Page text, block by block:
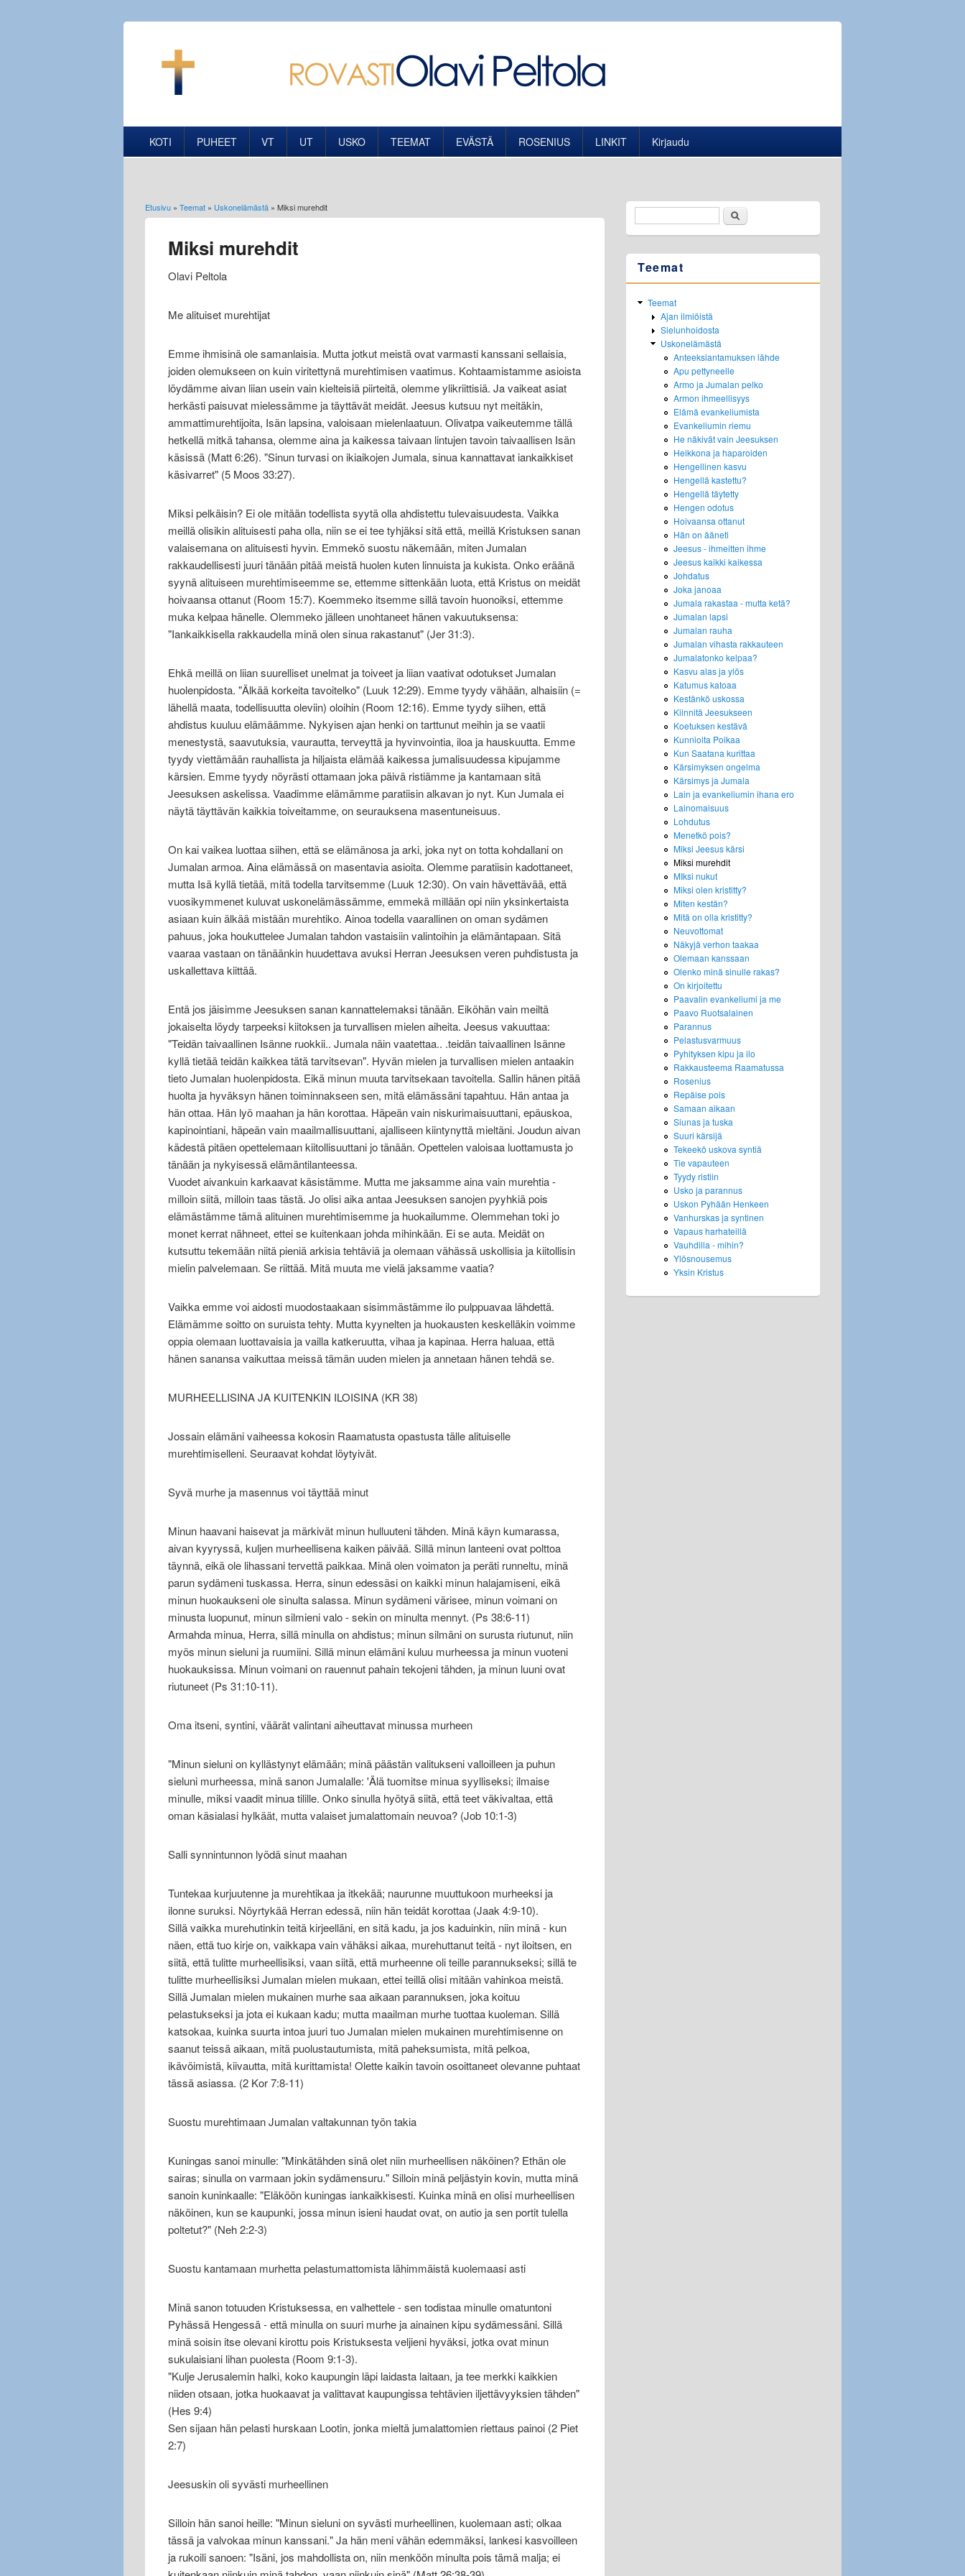
KOTI PUHEET VT UT USKO TEEMAT EVÄSTÄ ROSENIUS LINKIT Kirjaudu
Olet täällä
Etusivu » Teemat » Uskonelämästä » Miksi murehdit
Miksi murehdit
Olavi Peltola
Me alituiset murehtijat
Emme ihmisinä ole samanlaisia. Mutta jotkut meistä ovat varmasti kanssani sellaisia,
joiden olemukseen on kuin viritettynä murehtimisen vaatimus. Kohtaamistamme asioista
löydämme aivan liian usein vain kielteisiä piirteitä, olemme ylikriittisiä. Ja vaikeat asiat
herkästi paisuvat mielessämme ja täyttävät meidät. Jeesus kutsuu nyt meitäkin,
ammattimurehtijoita, Isän lapsina, valoisaan mielenlaatuun. Olivatpa vaikeutemme tällä
hetkellä mitkä tahansa, olemme aina ja kaikessa taivaan lintujen tavoin taivaallisen Isän
käsissä (Matt 6:26). "Sinun turvasi on ikiaikojen Jumala, sinua kannattavat iankaikkiset
käsivarret" (5 Moos 33:27).
Miksi pelkäisin? Ei ole mitään todellista syytä olla ahdistettu tulevaisuudesta. Vaikka
meillä olisikin alituisesti paha olla, niin se ei tee tyhjäksi sitä että, meillä Kristuksen sanan
valaisemana on alituisesti hyvin. Emmekö suostu näkemään, miten Jumalan
rakkaudellisesti juuri tänään pitää meistä huolen kuten linnuista ja kukista. Onko eräänä
syynä alituiseen murehtimiseemme se, ettemme sittenkään luota, että Kristus on meidät
hoivaansa ottanut (Room 15:7). Koemmeko itsemme sillä tavoin huonoiksi, ettemme
muka kelpaa hänelle. Olemmeko jälleen unohtaneet hänen vakuutuksensa:
"Iankaikkisella rakkaudella minä olen sinua rakastanut" (Jer 31:3).
Ehkä meillä on liian suurelliset unelmat ja toiveet ja liian vaativat odotukset Jumalan
huolenpidosta. "Älkää korkeita tavoitelko" (Luuk 12:29). Emme tyydy vähään, alhaisiin (=
lähellä maata, todellisuutta oleviin) oloihin (Room 12:16). Emme tyydy siihen, että
ahdistus kuuluu elämäämme. Nykyisen ajan henki on tarttunut meihin ja se vaatii
menestystä, saavutuksia, vaurautta, terveyttä ja hyvinvointia, iloa ja hauskuutta. Emme
tyydy viettämään rauhallista ja hiljaista elämää kaikessa jumalisuudessa kipujamme
kärsien. Emme tyydy nöyrästi ottamaan joka päivä ristiämme ja kantamaan sitä
Jeesuksen askelissa. Vaadimme elämämme paratiisin alkavan jo nyt. Kun Jumala ei
näytä täyttävän kaikkia toiveitamme, on seurauksena masentuneisuus.
On kai vaikea luottaa siihen, että se elämänosa ja arki, joka nyt on totta kohdallani on
Jumalan armoa. Aina elämässä on masentavia asioita. Olemme paratiisin kadottaneet,
mutta Isä kyllä tietää, mitä todella tarvitsemme (Luuk 12:30). On vain hävettävää, että
vuosikymmenet kuluvat uskonelämässämme, emmekä millään opi niin yksinkertaista
asiaan kuin älkää mistään murehtiko. Ainoa todella vaarallinen on oman sydämen
pahuus, joka houkuttelee Jumalan tahdon vastaisiin valintoihin ja elämäntapaan. Sitä
vaaraa vastaan on tänäänkin huudettava avuksi Herran Jeesuksen veren puhdistusta ja
uskallettava kiittää.
Entä jos jäisimme Jeesuksen sanan kannattelemaksi tänään. Eiköhän vain meiltä
jokaiselta löydy tarpeeksi kiitoksen ja turvallisen mielen aiheita. Jeesus vakuuttaa:
"Teidän taivaallinen Isänne ruokkii.. Jumala näin vaatettaa.. .teidän taivaallinen Isänne
kyllä tietää teidän kaikkea tätä tarvitsevan". Hyvän mielen ja turvallisen mielen antaakin
tieto Jumalan huolenpidosta. Eikä minun muuta tarvitsekaan tavoitella. Sallin hänen pitää
huolta ja hyväksyn hänen toiminnakseen sen, mitä elämässäni tapahtuu. Hän antaa ja
hän ottaa. Hän lyö maahan ja hän korottaa. Häpeän vain niskurimaisuuttani, epäuskoa,
kapinointiani, häpeän vain maailmallisuuttani, ajalliseen kiintynyttä mieltäni. Joudun aivan
kädestä pitäen opettelemaan kiitollisuuttani jo tänään. Opettelen valoisaa luottamusta jo
tänään ja nykyisessä elämäntilanteessa.
Vuodet aivankuin karkaavat käsistämme. Mutta me jaksamme aina vain murehtia -
milloin siitä, milloin taas tästä. Jo olisi aika antaa Jeesuksen sanojen pyyhkiä pois
elämästämme tämä alituinen murehtimisemme ja huokailumme. Olemmehan toki jo
monet kerrat nähneet, ettei se kuitenkaan johda mihinkään. Ei se auta. Meidät on
kutsuttu tekemään niitä pieniä arkisia tehtäviä ja olemaan vähässä uskollisia ja kiitollisin
mielin palvelemaan. Se riittää. Mitä muuta me vielä jaksamme vaatia?
Vaikka emme voi aidosti muodostaakaan sisimmästämme ilo pulppuavaa lähdettä.
Elämämme soitto on suruista tehty. Mutta kyynelten ja huokausten keskelläkin voimme
oppia olemaan luottavaisia ja vailla katkeruutta, vihaa ja kapinaa. Herra haluaa, että
hänen sanansa vaikuttaa meissä tämän uuden mielen ja annetaan hänen tehdä se.
MURHEELLISINA JA KUITENKIN ILOISINA (KR 38)
Jossain elämäni vaiheessa kokosin Raamatusta opastusta tälle alituiselle
murehtimiselleni. Seuraavat kohdat löytyivät.
Syvä murhe ja masennus voi täyttää minut
Minun haavani haisevat ja märkivät minun hulluuteni tähden. Minä käyn kumarassa,
aivan kyyryssä, kuljen murheellisena kaiken päivää. Sillä minun lanteeni ovat polttoa
täynnä, eikä ole lihassani tervettä paikkaa. Minä olen voimaton ja peräti runneltu, minä
parun sydämeni tuskassa. Herra, sinun edessäsi on kaikki minun halajamiseni, eikä
minun huokaukseni ole sinulta salassa. Minun sydämeni värisee, minun voimani on
minusta luopunut, minun silmieni valo - sekin on minulta mennyt. (Ps 38:6-11)
Armahda minua, Herra, sillä minulla on ahdistus; minun silmäni on surusta riutunut, niin
myös minun sieluni ja ruumiini. Sillä minun elämäni kuluu murheessa ja minun vuoteni
huokauksissa. Minun voimani on rauennut pahain tekojeni tähden, ja minun luuni ovat
riutuneet (Ps 31:10-11).
Oma itseni, syntini, väärät valintani aiheuttavat minussa murheen
"Minun sieluni on kyllästynyt elämään; minä päästän valitukseni valloilleen ja puhun
sieluni murheessa, minä sanon Jumalalle: 'Älä tuomitse minua syylliseksi; ilmaise
minulle, miksi vaadit minua tilille. Onko sinulla hyötyä siitä, että teet väkivaltaa, että
oman käsialasi hylkäät, mutta valaiset jumalattomain neuvoa? (Job 10:1-3)
Salli synnintunnon lyödä sinut maahan
Tuntekaa kurjuutenne ja murehtikaa ja itkekää; naurunne muuttukoon murheeksi ja
ilonne suruksi. Nöyrtykää Herran edessä, niin hän teidät korottaa (Jaak 4:9-10).
Sillä vaikka murehutinkin teitä kirjeelläni, en sitä kadu, ja jos kaduinkin, niin minä - kun
näen, että tuo kirje on, vaikkapa vain vähäksi aikaa, murehuttanut teitä - nyt iloitsen, en
siitä, että tulitte murheellisiksi, vaan siitä, että murheenne oli teille parannukseksi; sillä te
tulitte murheellisiksi Jumalan mielen mukaan, ettei teillä olisi mitään vahinkoa meistä.
Sillä Jumalan mielen mukainen murhe saa aikaan parannuksen, joka koituu
pelastukseksi ja jota ei kukaan kadu; mutta maailman murhe tuottaa kuoleman. Sillä
katsokaa, kuinka suurta intoa juuri tuo Jumalan mielen mukainen murehtimisenne on
saanut teissä aikaan, mitä puolustautumista, mitä paheksumista, mitä pelkoa,
ikävöimistä, kiivautta, mitä kurittamista! Olette kaikin tavoin osoittaneet olevanne puhtaat
tässä asiassa. (2 Kor 7:8-11)
Suostu murehtimaan Jumalan valtakunnan työn takia
Kuningas sanoi minulle: "Minkätähden sinä olet niin murheellisen näköinen? Ethän ole
sairas; sinulla on varmaan jokin sydämensuru." Silloin minä peljästyin kovin, mutta minä
sanoin kuninkaalle: "Eläköön kuningas iankaikkisesti. Kuinka minä en olisi murheellisen
näköinen, kun se kaupunki, jossa minun isieni haudat ovat, on autio ja sen portit tulella
poltetut?" (Neh 2:2-3)
Suostu kantamaan murhetta pelastumattomista lähimmäistä kuolemaasi asti
Minä sanon totuuden Kristuksessa, en valhettele - sen todistaa minulle omatuntoni
Pyhässä Hengessä - että minulla on suuri murhe ja ainainen kipu sydämessäni. Sillä
minä soisin itse olevani kirottu pois Kristuksesta veljieni hyväksi, jotka ovat minun
sukulaisiani lihan puolesta (Room 9:1-3).
"Kulje Jerusalemin halki, koko kaupungin läpi laidasta laitaan, ja tee merkki kaikkien
niiden otsaan, jotka huokaavat ja valittavat kaupungissa tehtävien iljettävyyksien tähden"
(Hes 9:4)
Sen sijaan hän pelasti hurskaan Lootin, jonka mieltä jumalattomien riettaus painoi (2 Piet
2:7)
Jeesuskin oli syvästi murheellinen
Silloin hän sanoi heille: "Minun sieluni on syvästi murheellinen, kuolemaan asti; olkaa
tässä ja valvokaa minun kanssani." Ja hän meni vähän edemmäksi, lankesi kasvoilleen
ja rukoili sanoen: "Isäni, jos mahdollista on, niin menköön minulta pois tämä malja; ei
HakulomakeEtsi
Teemat
Teemat
Ajan ilmiöistä
Sielunhoidosta
Uskonelämästä
Anteeksiantamuksen lähde
Apu pettyneelle
Armo ja Jumalan pelko
Armon ihmeellisyys
Elämä evankeliumista
Evankeliumin riemu
He näkivät vain Jeesuksen
Heikkona ja haparoiden
Hengellinen kasvu
Hengellä kastettu?
Hengellä täytetty
Hengen odotus
Hoivaansa ottanut
Hän on ääneti
Jeesus - ihmeitten ihme
Jeesus kaikki kaikessa
Johdatus
Joka janoaa
Jumala rakastaa - mutta ketä?
Jumalan lapsi
Jumalan rauha
Jumalan vihasta rakkauteen
Jumalatonko kelpaa?
Kasvu alas ja ylös
Katumus katoaa
Kestänkö uskossa
Kiinnitä Jeesukseen
Koetuksen kestävä
Kunnioita Poikaa
Kun Saatana kurittaa
Kärsimyksen ongelma
Kärsimys ja Jumala
Lain ja evankeliumin ihana ero
Lainomaisuus
Lohdutus
Menetkö pois?
Miksi Jeesus kärsi
Miksi murehdit
MIksi nukut
Miksi olen kristitty?
Miten kestän?
Mitä on olla kristitty?
Neuvottomat
Näkyjä verhon taakaa
Olemaan kanssaan
Olenko minä sinulle rakas?
On kirjoitettu
Paavalin evankeliumi ja me
Paavo Ruotsalainen
Parannus
Pelastusvarmuus
Pyhityksen kipu ja ilo
Rakkausteema Raamatussa
Rosenius
Repäise pois
Samaan aikaan
Siunas ja tuska
Suuri kärsijä
Tekeekö uskova syntiä
Tie vapauteen
Tyydy ristiin
Usko ja parannus
Uskon Pyhään Henkeen
Vanhurskas ja syntinen
Vapaus harhateillä
Vauhdilla - mihin?
Ylösnousemus
Yksin Kristus